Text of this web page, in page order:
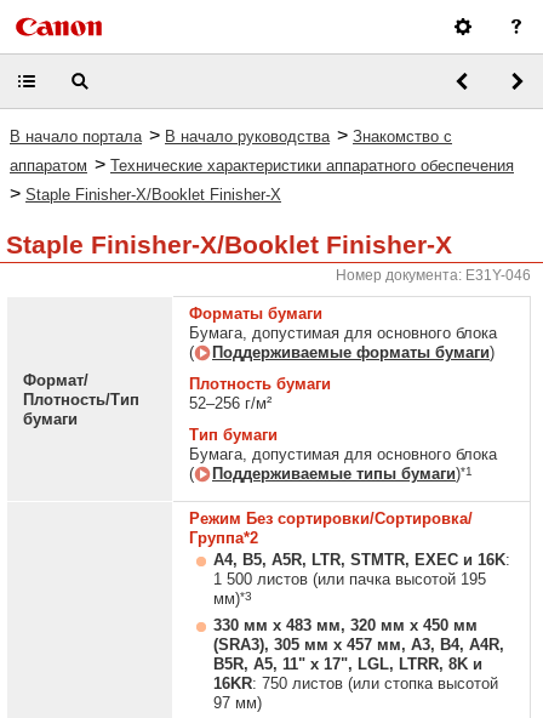
В начало портала > В начало руководства > Знакомство с
аппаратом > Технические характеристики аппаратного обеспечения
> Staple Finisher-X/Booklet Finisher-X
Staple Finisher-X/Booklet Finisher-X
Номер документа: E31Y-046
Формат/
Плотность/Тип
бумаги
Форматы бумаги
Бумага, допустимая для основного блока
(
Поддерживаемые форматы бумаги)
Плотность бумаги
52–256 г/м²
Тип бумаги
Бумага, допустимая для основного блока
(
Поддерживаемые типы бумаги)*1
Режим Без сортировки/Сортировка/
Группа*2
A4, B5, A5R, LTR, STMTR, EXEC и 16K:
1 500 листов (или пачка высотой 195
мм)*3
330 мм x 483 мм, 320 мм x 450 мм
(SRA3), 305 мм x 457 мм, A3, B4, A4R,
B5R, A5, 11" x 17", LGL, LTRR, 8K и
16KR: 750 листов (или стопка высотой
97 мм)